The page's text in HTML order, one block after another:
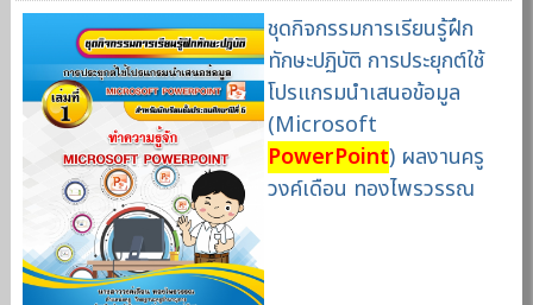
ชุดกิจกรรมการเรียนรู้ฝึก
ทักษะปฏิบัติ การประยุกต์ใช้
โปรแกรมนำเสนอข้อมูล
(Microsoft
PowerPoint) ผลงานครู
วงค์เดือน ทองไพรวรรณ